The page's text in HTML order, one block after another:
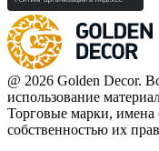
@ 2026 Golden Decor.
использование
Торговые марки, имена
собственностью их